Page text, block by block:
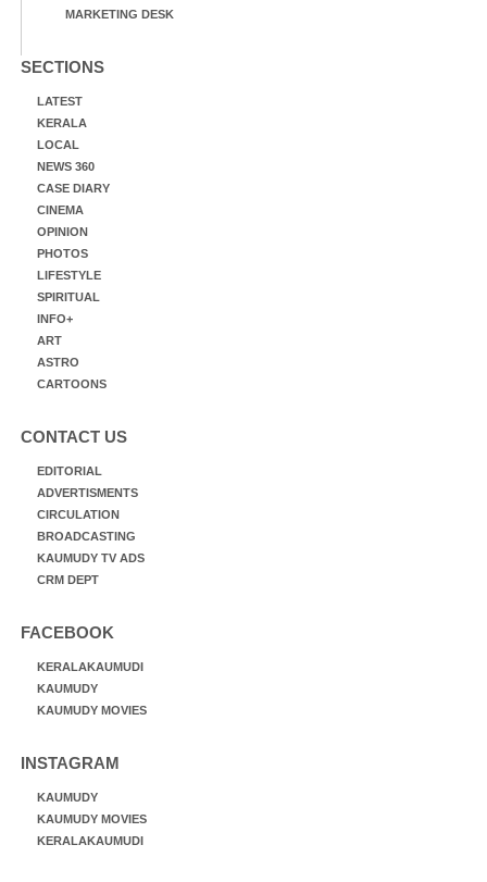
MARKETING DESK
SECTIONS
LATEST
KERALA
LOCAL
NEWS 360
CASE DIARY
CINEMA
OPINION
PHOTOS
LIFESTYLE
SPIRITUAL
INFO+
ART
ASTRO
CARTOONS
CONTACT US
EDITORIAL
ADVERTISMENTS
CIRCULATION
BROADCASTING
KAUMUDY TV ADS
CRM DEPT
FACEBOOK
KERALAKAUMUDI
KAUMUDY
KAUMUDY MOVIES
INSTAGRAM
KAUMUDY
KAUMUDY MOVIES
KERALAKAUMUDI